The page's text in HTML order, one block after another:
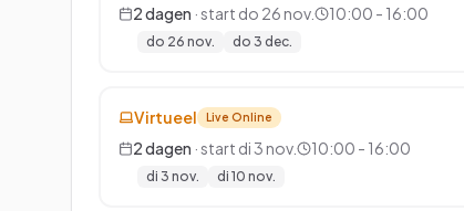
2dagen · start do 26 nov. 10:00 - 16:00
do 26 nov. do 3 dec.
Virtueel Live Online
2dagen · start di 3 nov. 10:00 - 16:00
di 3 nov. di 10 nov.